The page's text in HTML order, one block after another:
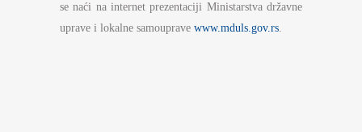
se naći na internet prezentaciji Ministarstva državne
uprave i lokalne samouprave www.mduls.gov.rs.